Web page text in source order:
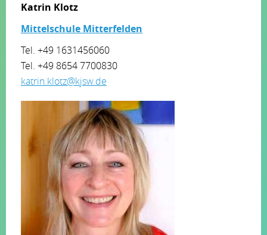
Katrin Klotz
Mittelschule Mitterfelden
Tel. +49 1631456060
Tel. +49 8654 7700830
katrin.klotz@kjsw.de